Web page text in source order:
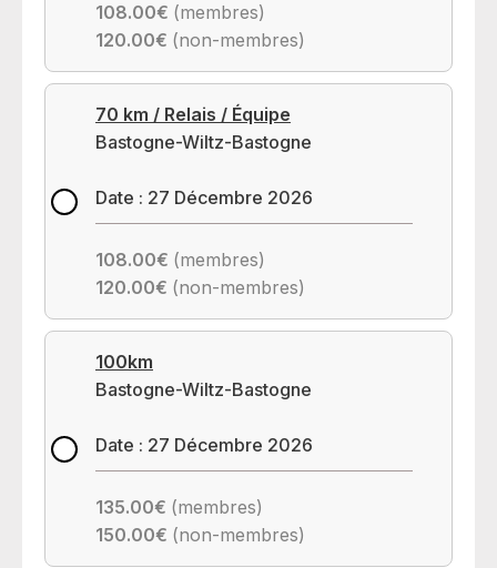
108.00€ (membres)
120.00€ (non-membres)
70 km / Relais / Équipe
Bastogne-Wiltz-Bastogne
Date : 27 Décembre 2026
108.00€ (membres)
120.00€ (non-membres)
100km
Bastogne-Wiltz-Bastogne
Date : 27 Décembre 2026
135.00€ (membres)
150.00€ (non-membres)